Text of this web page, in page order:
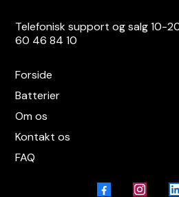
Telefonisk support og salg 10-
60 46 84 10
Forside
Batterier
Om os
Kontakt os
FAQ